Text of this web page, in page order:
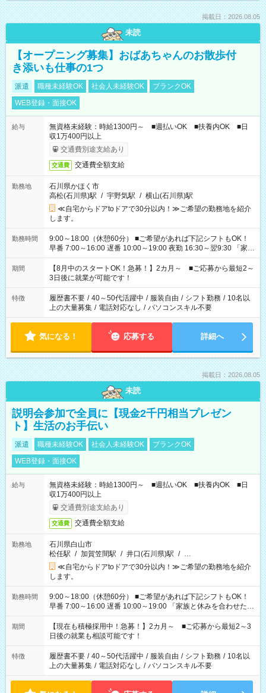
掲載日：2026.08.05
未読
【オープニング募集】おばあちゃんのお散歩付
き添いも仕事の1つ
派遣 職種未経験OK 社会人未経験OK
ブランクOK
WEB登録・面接OK
給与
無資格未経験：時給1300円～ ■週払いOK ■扶養内OK ■日
収1万400円以上
交通費別途支給あり
交通費 交通費全額支給
勤務地
石川県かほく市
高松(石川県)駅 / 宇野気駅 / 横山(石川県)駅
≪自宅からドアtoドアで30分以内！≫ご希望の勤務地を紹介
します。
勤務時間
9:00～18:00（休憩60分） ■ご希望があれば下記シフトもOK！
早番 7:00～16:00 遅番 10:00～19:00 夜勤 16:30～翌9:30 「家族
と休みを合わせたい」 「余裕を持って夕飯の準備がしたい」
「できれば残業はしたくない」 など、ご希望を教えてください
ね。 ※Wワーク希望の方へ 今ご覧のお仕事で希望する勤務時間
と、もう1つのお仕事の勤務時間。 合計で週40時間を超える場
合は応募できません。
期間
【8月中のスタートOK！急募！】2カ月～ ■ご応募から最短2～
3日後に就業が可能です！
特徴 履歴書不要 / 40～50代活躍中 / 服装自由 / シフト勤務 / 10名以
上の大量募集 / 電話対応なし / パソコンスキル不要
気になる！ 応募する 詳細へ
掲載日：2026.08.05
未読
説明会参加で全員に【現金2千円相当プレゼン
ト】生活のお手伝い
派遣 職種未経験OK 社会人未経験OK
ブランクOK
WEB登録・面接OK
給与
無資格未経験：時給1300円～ ■週払いOK ■扶養内OK ■日
収1万400円以上
交通費別途支給あり
交通費 交通費全額支給
勤務地
石川県白山市
松任駅 / 加賀笠間駅 / 井口(石川県)駅 / …
≪自宅からドアtoドアで30分以内！≫ご希望の勤務地を紹介
します。
勤務時間
9:00～18:00（休憩60分） ■ご希望があれば下記シフトもOK！
早番 7:00～16:00 遅番 10:00～19:00 「家族と休みを合わせた
い」 「余裕を持って夕飯の準備がしたい」 「できれば残業はし
たくない」 など、ご希望を教えてくださいね。 ※Wワーク希望
の方へ 今ご覧のお仕事で希望する勤務時間と、もう1つのお仕事
の勤務時間。 合計で週40時間を超える場合は応募できません。
期間
【現在も積極採用中！急募！】2カ月～ ■ご応募から最短2～3
日後の就業も相談可能です！
特徴 履歴書不要 / 40～50代活躍中 / 服装自由 / シフト勤務 / 10名以
上の大量募集 / 電話対応なし / パソコンスキル不要